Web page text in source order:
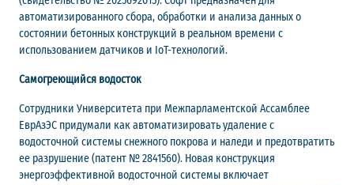
автоматизированного сбора, обработки и анализа данных о
состоянии бетонных конструкций в реальном времени с
использованием датчиков и IoT-технологий.
Самогреющийся водосток
Сотрудники Университета при Межпарламентской Ассамблее
ЕврАзЭС придумали как автоматизировать удаление с
водосточной системы снежного покрова и наледи и предотвратить
ее разрушение (патент № 2841560). Новая конструкция
энергоэффективной водосточной системы включает